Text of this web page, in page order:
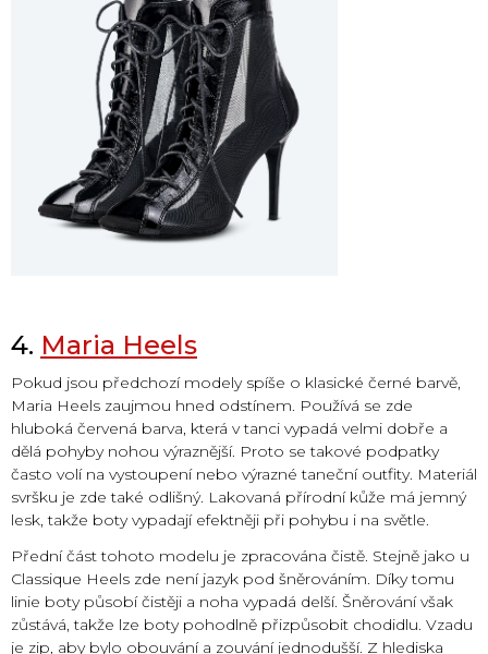
4. Maria Heels
Pokud jsou předchozí modely spíše o klasické černé barvě,
Maria Heels zaujmou hned odstínem. Používá se zde
hluboká červená barva, která v tanci vypadá velmi dobře a
dělá pohyby nohou výraznější. Proto se takové podpatky
často volí na vystoupení nebo výrazné taneční outfity. Materiál
svršku je zde také odlišný. Lakovaná přírodní kůže má jemný
lesk, takže boty vypadají efektněji při pohybu i na světle.
Přední část tohoto modelu je zpracována čistě. Stejně jako u
Classique Heels zde není jazyk pod šněrováním. Díky tomu
linie boty působí čistěji a noha vypadá delší. Šněrování však
zůstává, takže lze boty pohodlně přizpůsobit chodidlu. Vzadu
je zip, aby bylo obouvání a zouvání jednodušší. Z hlediska